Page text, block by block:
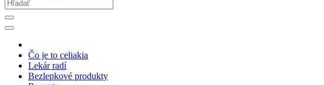
Čo je to celiakia
Lekár radí
Bezlepkové produkty